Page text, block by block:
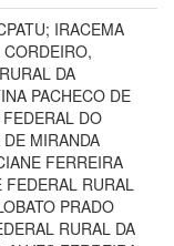
IRACEMA
DA
PACHECO DE
DO
MIRANDA
FERREIRA
FEDERAL RURAL
PRADO
RURAL DA